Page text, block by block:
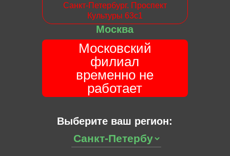
Санкт-Петербург. Проспект
Культуры 63с1
Москва
Московский
филиал
временно не
работает
Выберите ваш регион: